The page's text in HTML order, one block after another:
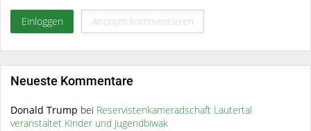
Einloggen Anonym kommentieren
Neueste Kommentare
Donald Trump bei Reservistenkameradschaft Lautertal
veranstaltet Kinder und Jugendbiwak